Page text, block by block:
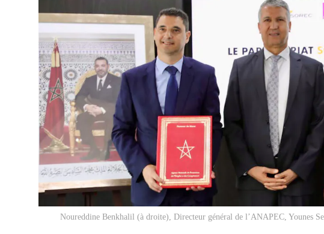
Noureddine Benkhalil (à droite), Directeur général de l’ANAPEC, Younes